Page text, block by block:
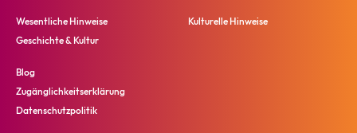
Wesentliche Hinweise
Geschichte & Kultur
Kulturelle Hinweise
Blog
Zugänglichkeitserklärung
Datenschutzpolitik